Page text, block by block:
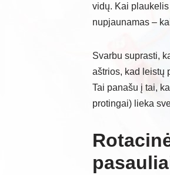
vidų. Kai
nupjaunamas –
Svarbu suprasti,
aštrios, kad leistų
Tai panašu į tai,
protingai) lieka